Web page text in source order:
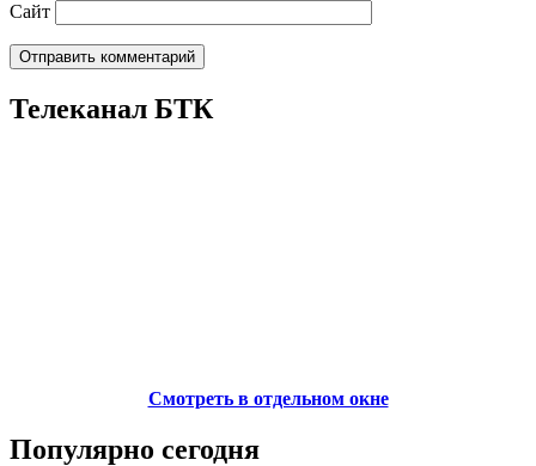
Сайт
Телеканал БТК
Смотреть в отдельном окне
Популярно сегодня